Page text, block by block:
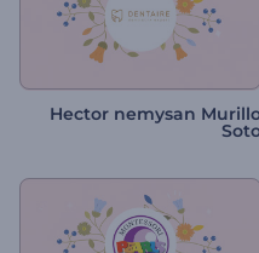
Hector nemysan